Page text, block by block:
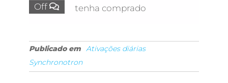
Off
tenha comprado
Publicado em Ativações diárias
Synchronotron